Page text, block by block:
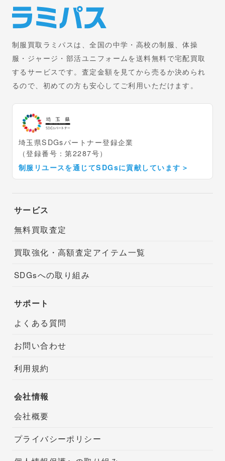
制服買取ラミパスは、全国の中学・高校の制服、体操
服・ジャージ・部活ユニフォームを送料無料で宅配買取
するサービスです。査定金額を見てから売るか決められ
るので、初めての方も安心してご利用いただけます。
埼玉県SDGsパートナー登録企業
（登録番号：第2287号）
制服リユースを通じてSDGsに貢献しています ＞
サービス
無料買取査定
買取強化・高額査定アイテム一覧
SDGsへの取り組み
サポート
よくある質問
お問い合わせ
利用規約
会社情報
会社概要
プライバシーポリシー